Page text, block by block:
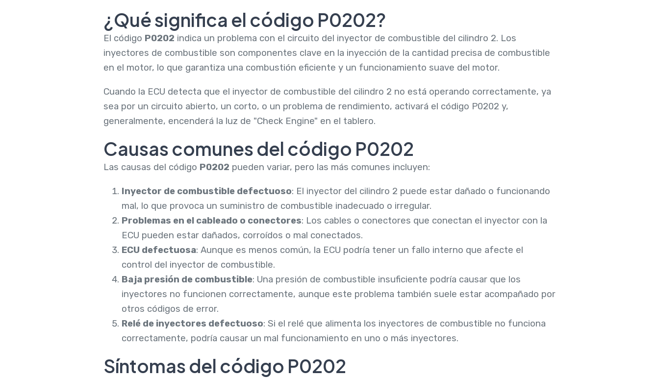
¿Qué significa el código P0202?
El código P0202 indica un problema con el circuito del inyector de combustible del cilindro 2. Los
inyectores de combustible son componentes clave en la inyección de la cantidad precisa de combustible
en el motor, lo que garantiza una combustión eficiente y un funcionamiento suave del motor.
Cuando la ECU detecta que el inyector de combustible del cilindro 2 no está operando correctamente, ya
sea por un circuito abierto, un corto, o un problema de rendimiento, activará el código P0202 y,
generalmente, encenderá la luz de "Check Engine" en el tablero.
Causas comunes del código P0202
Las causas del código P0202 pueden variar, pero las más comunes incluyen:
Inyector de combustible defectuoso: El inyector del cilindro 2 puede estar dañado o funcionando
mal, lo que provoca un suministro de combustible inadecuado o irregular.
Problemas en el cableado o conectores: Los cables o conectores que conectan el inyector con la
ECU pueden estar dañados, corroídos o mal conectados.
ECU defectuosa: Aunque es menos común, la ECU podría tener un fallo interno que afecte el
control del inyector de combustible.
Baja presión de combustible: Una presión de combustible insuficiente podría causar que los
inyectores no funcionen correctamente, aunque este problema también suele estar acompañado por
otros códigos de error.
Relé de inyectores defectuoso: Si el relé que alimenta los inyectores de combustible no funciona
correctamente, podría causar un mal funcionamiento en uno o más inyectores.
Síntomas del código P0202